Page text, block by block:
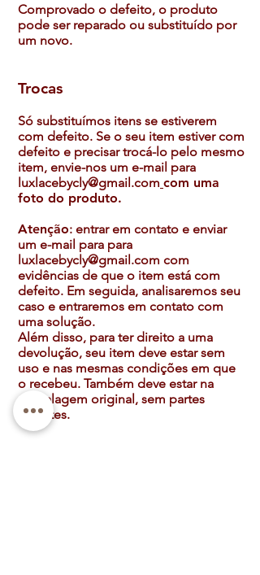
Comprovado o defeito, o produto
pode ser reparado ou substituído por
um novo.
Trocas
Só substituímos itens se estiverem
com defeito. Se o seu item estiver com
defeito e precisar trocá-lo pelo mesmo
item, envie-nos um e-mail para
luxlacebycly@gmail.com com uma
foto do produto.
Atenção: entrar em contato e enviar
um e-mail para para
luxlacebycly@gmail.com com
evidências de que o item está com
defeito. Em seguida, analisaremos seu
caso e entraremos em contato com
uma solução.
Além disso, para ter direito a uma
devolução, seu item deve estar sem
uso e nas mesmas condições em que
o recebeu. Também deve estar na
embalagem original, sem partes
faltantes.